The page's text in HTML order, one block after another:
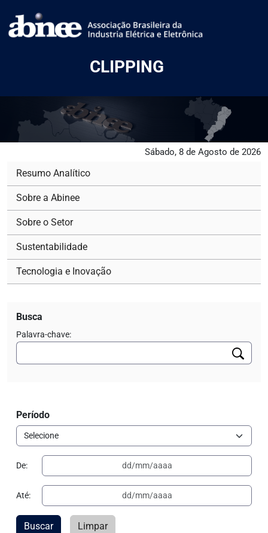
CLIPPING
Sábado, 8 de Agosto de 2026
Resumo Analítico
Sobre a Abinee
Sobre o Setor
Sustentabilidade
Tecnologia e Inovação
Busca
Palavra-chave:
Período
De:
Até:
Buscar Limpar